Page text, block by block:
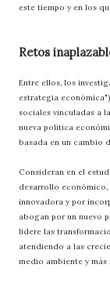
este tiempo y en los
Retos
Entre ellos, los
estrategia
sociales vinculadas a
nueva política
basada en un cambio
Consideran en el
desarrollo
innovadora y por
abogan por un nuevo
lidere las
atendiendo a las
medio ambiente y más